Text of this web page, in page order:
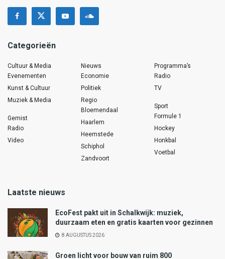
Categorieën
Cultuur & Media
Evenementen
Kunst & Cultuur
Muziek & Media
Gemist
Radio
Video
Nieuws
Economie
Politiek
Regio
Bloemendaal
Haarlem
Heemstede
Schiphol
Zandvoort
Programma’s
Radio
TV
Sport
Formule 1
Hockey
Honkbal
Voetbal
Laatste nieuws
EcoFest pakt uit in Schalkwijk: muziek,
duurzaam eten en gratis kaarten voor gezinnen
8 AUGUSTUS 2026
Groen licht voor bouw van ruim 800